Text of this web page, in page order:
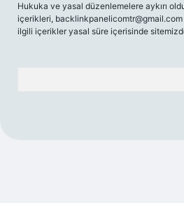
Hukuka ve yasal düzenlemelere aykırı
içerikleri, backlinkpanelicomtr@gmail.com
ilgili içerikler yasal süre içerisinde